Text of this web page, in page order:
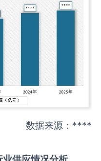
数据来源：****